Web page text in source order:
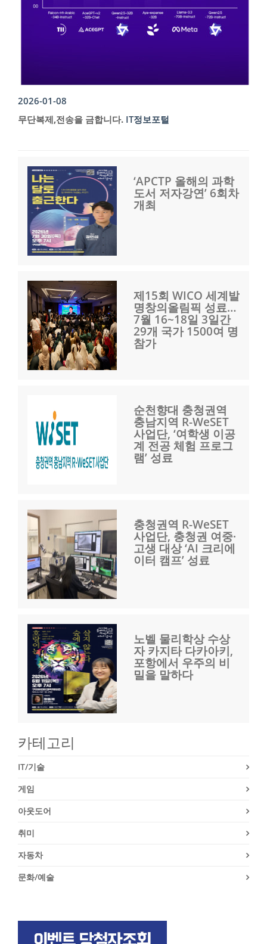
2026-01-08
무단복제,전송을 금합니다. IT정보포털
‘APCTP 올해의 과학
도서 저자강연’ 6회차
개최
제15회 WICO 세계발
명창의올림픽 성료…
7월 16~18일 3일간
29개 국가 1500여 명
참가
순천향대 충청권역
충남지역 R-WeSET
사업단, ‘여학생 이공
계 전공 체험 프로그
램’ 성료
충청권역 R-WeSET
사업단, 충청권 여중·
고생 대상 ‘AI 크리에
이터 캠프’ 성료
노벨 물리학상 수상
자 카지타 다카아키,
포항에서 우주의 비
밀을 말하다
카테고리
IT/기술
게임
아웃도어
취미
자동차
문화/예술